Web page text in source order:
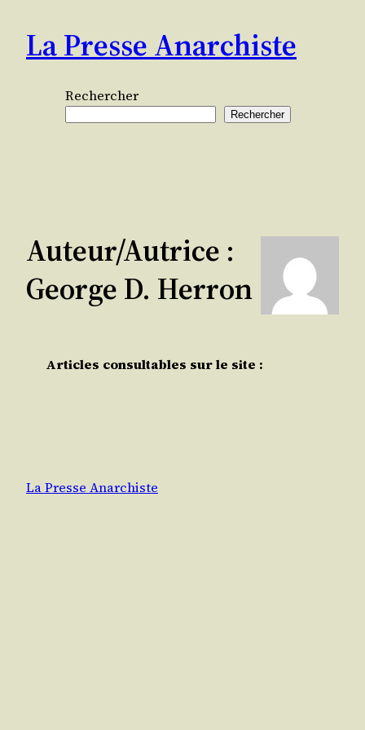
contenu
La Presse Anarchiste
Rechercher
Rechercher
Auteur/autrice :
George D. Herron
Articles consultables sur le site :
La Presse Anarchiste